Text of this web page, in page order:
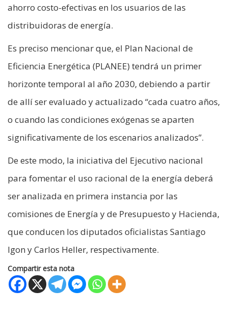
ahorro costo-efectivas en los usuarios de las
distribuidoras de energía.
Es preciso mencionar que, el Plan Nacional de
Eficiencia Energética (PLANEE) tendrá un primer
horizonte temporal al año 2030, debiendo a partir
de allí ser evaluado y actualizado “cada cuatro años,
o cuando las condiciones exógenas se aparten
significativamente de los escenarios analizados”.
De este modo, la iniciativa del Ejecutivo nacional
para fomentar el uso racional de la energía deberá
ser analizada en primera instancia por las
comisiones de Energía y de Presupuesto y Hacienda,
que conducen los diputados oficialistas Santiago
Igon y Carlos Heller, respectivamente.
Compartir esta nota